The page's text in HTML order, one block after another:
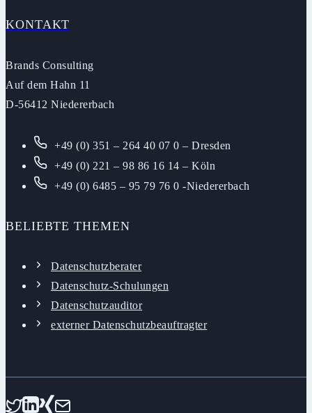
für
KONTAKT
Brands Consulting
Auf dem Hahn 11
D-56412 Niedererbach
+49 (0) 351 – 264 40 07 0 – Dresden
+49 (0) 221 – 98 86 16 14 – Köln
+49 (0) 6485 – 95 79 76 0 -Niedererbach
BELIEBTE THEMEN
Datenschutzberater
Datenschutz-Schulungen
Datenschutzauditor
externer Datenschutzbeauftragter